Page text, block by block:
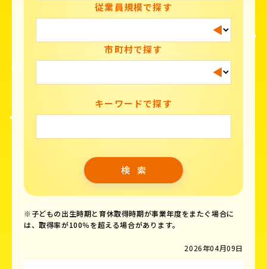
従業員規模で探す
市町村で探す
キーワードで探す
※子どもの出生時期と育休取得時期が事業年度をまたぐ場合に
は、取得率が100％を超える場合があります。
2026年04月09日